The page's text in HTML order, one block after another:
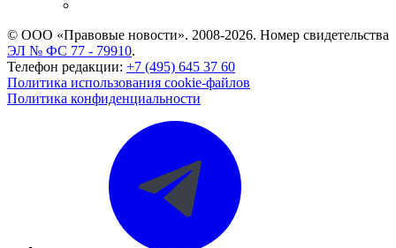
© ООО «Правовые новости». 2008-2026. Номер свидетельства
ЭЛ № ФС 77 - 79910.
Телефон редакции: +7 (495) 645 37 60
Политика использования cookie-файлов
Политика конфиденциальности